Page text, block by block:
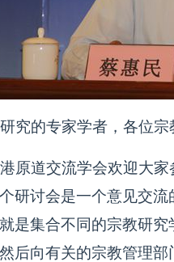
究的专家学者，各位宗
原道交流学会欢迎大家
研讨会是一个意见交
是集合不同的宗教研
后向有关的宗教管理部